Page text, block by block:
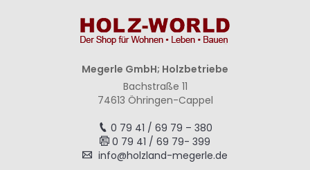
Megerle GmbH; Holzbetriebe
Bachstraße 11
74613 Öhringen-Cappel
0 79 41 / 69 79 – 380
0 79 41 / 69 79- 399
info@holzland-megerle.de